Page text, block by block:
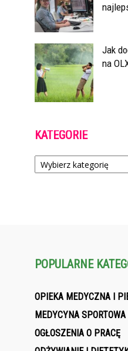
Jak
na
KATEGORIE
Kategorie
POPULARNE
OPIEKA MEDYCZNA I
MEDYCYNA
OGŁOSZENIA O PRACĘ